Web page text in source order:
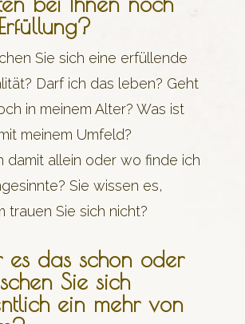
Sie sich eine erfüllende
Darf ich das leben? Geht
in meinem Alter? Was ist
meinem Umfeld?
damit allein oder wo finde ich
Sie wissen es,
trauen Sie sich nicht?
es das schon oder
Sie sich
ein mehr von